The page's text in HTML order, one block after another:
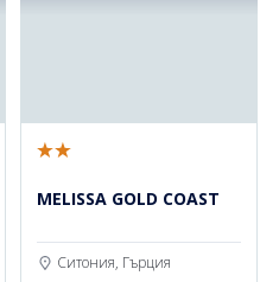
MELISSA GOLD COAST
Ситония, Гърция